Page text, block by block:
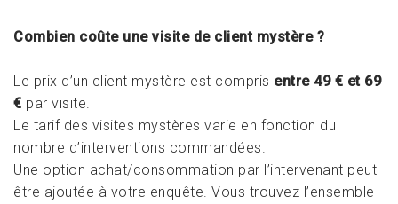
Combien coûte une visite de client mystère ?
Le prix d’un client mystère est compris entre 49 € et 69
€ par visite.
Le tarif des visites mystères varie en fonction du
nombre d’interventions commandées.
Une option achat/consommation par l’intervenant peut
être ajoutée à votre enquête. Vous trouvez l’ensemble